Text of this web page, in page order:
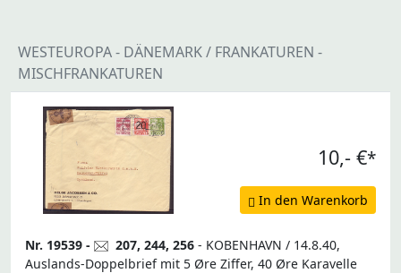
WESTEUROPA - DÄNEMARK / FRANKATUREN -
MISCHFRANKATUREN
10,- €*
In den Warenkorb
Nr. 19539 - 207, 244, 256 - KOBENHAVN / 14.8.40,
Auslands-Doppelbrief mit 5 Øre Ziffer, 40 Øre Karavelle